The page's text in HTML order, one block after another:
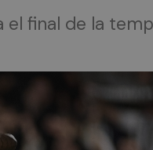
el final de la